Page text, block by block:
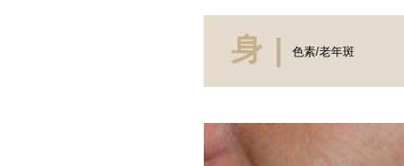
身 | 色素/老年斑